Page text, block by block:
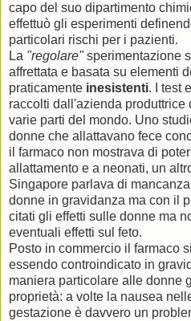
capo del suo dipartimento
effettuò gli esperimenti
particolari rischi per i pazienti.
La "regolare"sperimentazione
affrettata e basata su elementi
praticamente inesistenti. I test
raccolti dall'azienda produttrice
varie parti del mondo. Uno
donne che allattavano fece
il farmaco non mostrava di
allattamento e a neonati, un
Singapore parlava di
donne in gravidanza ma con il
citati gli effetti sulle donne ma
eventuali effetti sul feto.
Posto in commercio il farmaco
essendo controindicato in
maniera particolare alle donne
proprietà: a volte la nausea
gestazione è davvero un